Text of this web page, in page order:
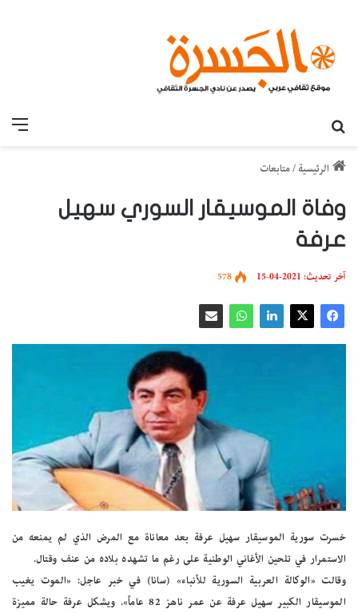
الرئيسية /متابعات
وفاة الموسيقار السوري سهيل
عرفة
آخر تحديث: 2021-04-15 578
خسرت سورية الموسيقار سهيل عرفة بعد معاناة مع المرض الذي لم يمنعه من
الاستمرار في تلحين الأغاني الوطنية على رغم ما تشهده بلاده من عنف وقتال.
وقالت «الوكالة العربية السورية للأنباء» (سانا) في خبر عاجل: «الموت يغيب
الموسيقار الكبير سهيل عرفة عن عمر ناهز 82 عاماً». ويشكل عرفة حالة مميزة